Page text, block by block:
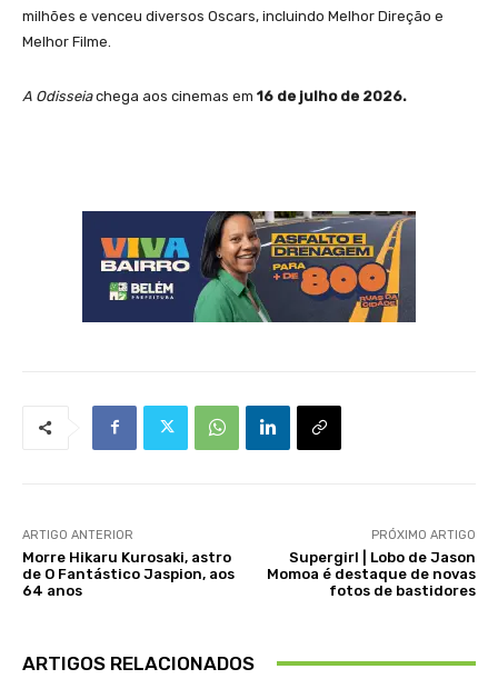
milhões e venceu diversos Oscars, incluindo Melhor Direção e
Melhor Filme.
A Odisseiachega aos cinemas em 16 de julho de 2026.
ARTIGO ANTERIOR
Morre Hikaru Kurosaki, astro
de O Fantástico Jaspion, aos
64 anos
PRÓXIMO ARTIGO
Supergirl | Lobo de Jason
Momoa é destaque de novas
fotos de bastidores
ARTIGOS RELACIONADOS